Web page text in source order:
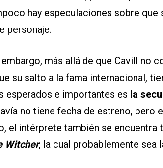
hay especulaciones sobre que
personaje.
embargo, más allá de que Cavill no
su salto a la fama internacional,
esperados e importantes es la
no tiene fecha de estreno, pero
el intérprete también se encuentra
Witcher, la cual probablemente sea